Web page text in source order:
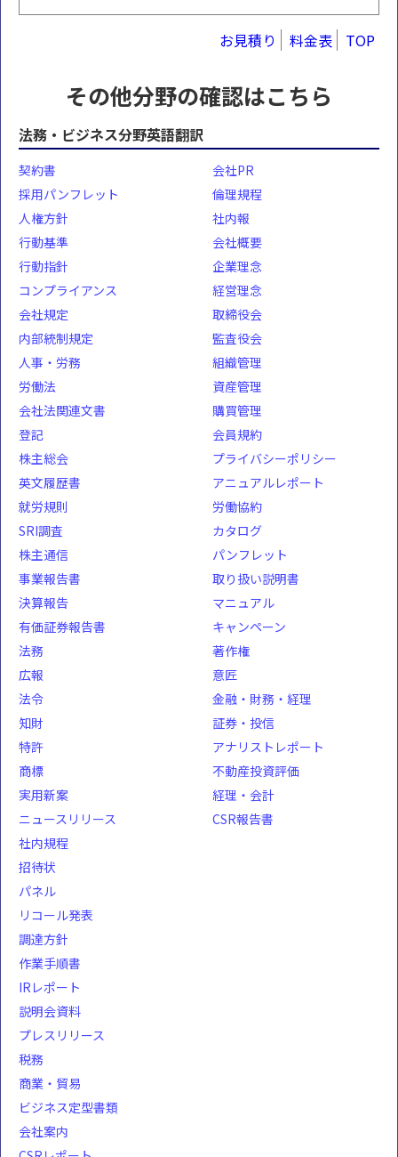
お見積り 料金表 TOP
その他分野の確認はこちら
法務・ビジネス分野英語翻訳
契約書
採用パンフレット
人権方針
行動基準
行動指針
コンプライアンス
会社規定
内部統制規定
人事・労務
労働法
会社法関連文書
登記
株主総会
英文履歴書
会社PR
倫理規程
社内報
会社概要
企業理念
経営理念
取締役会
監査役会
組織管理
資産管理
購買管理
会員規約
プライバシーポリシー
アニュアルレポート
就労規則
SRI調査
株主通信
事業報告書
決算報告
有価証券報告書
法務
広報
法令
知財
特許
商標
実用新案
ニュースリリース
労働協約
カタログ
パンフレット
取り扱い説明書
マニュアル
キャンペーン
著作権
意匠
金融・財務・経理
証券・投信
アナリストレポート
不動産投資評価
経理・会計
CSR報告書
社内規程
招待状
パネル
リコール発表
調達方針
作業手順書
IRレポート
説明会資料
プレスリリース
税務
商業・貿易
ビジネス定型書類
会社案内